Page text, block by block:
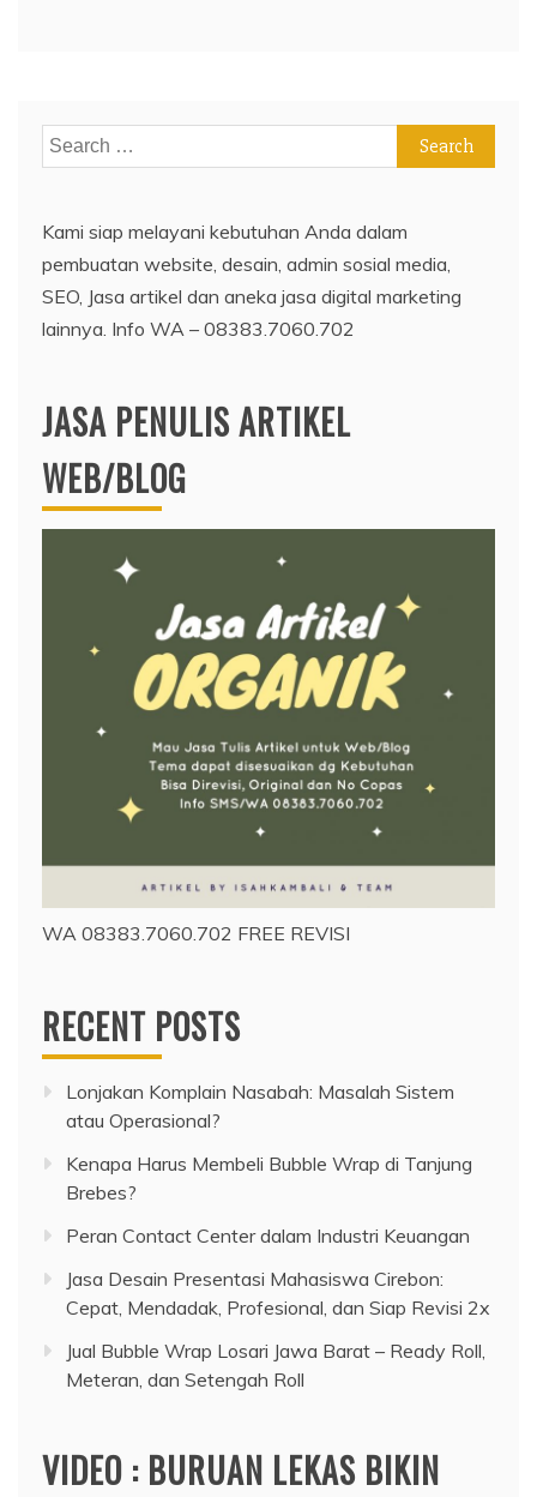
Search
for:
Kami siap melayani kebutuhan Anda dalam
pembuatan website, desain, admin sosial media,
SEO, Jasa artikel dan aneka jasa digital marketing
lainnya. Info WA – 08383.7060.702
JASA PENULIS ARTIKEL
WEB/BLOG
WA 08383.7060.702 FREE REVISI
RECENT POSTS
Lonjakan Komplain Nasabah: Masalah Sistem
atau Operasional?
Kenapa Harus Membeli Bubble Wrap di Tanjung
Brebes?
Peran Contact Center dalam Industri Keuangan
Jasa Desain Presentasi Mahasiswa Cirebon:
Cepat, Mendadak, Profesional, dan Siap Revisi 2x
Jual Bubble Wrap Losari Jawa Barat – Ready Roll,
Meteran, dan Setengah Roll
VIDEO : BURUAN LEKAS BIKIN